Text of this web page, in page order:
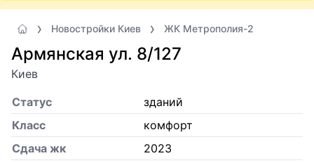
Новостройки Киев ЖК Метрополия-2
Армянская ул. 8/127
Киев
Статус
зданий
Класс
комфорт
Сдача жк
2023